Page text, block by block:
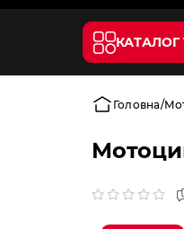
КАТАЛОГ
Головна